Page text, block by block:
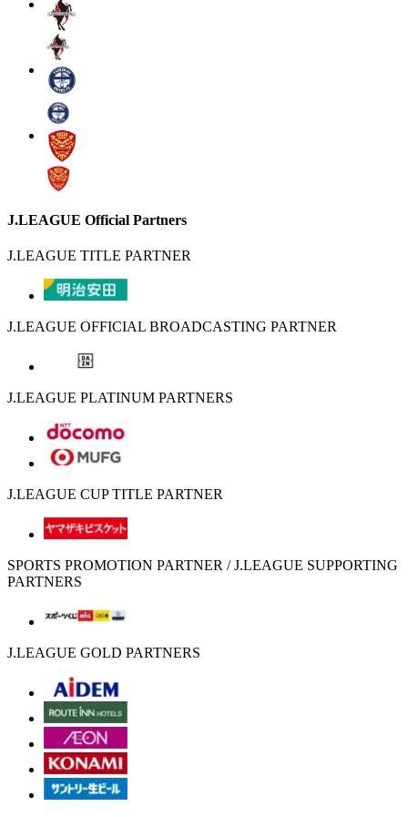
J.LEAGUE Official Partners
J.LEAGUE TITLE PARTNER
J.LEAGUE OFFICIAL BROADCASTING PARTNER
J.LEAGUE PLATINUM PARTNERS
J.LEAGUE CUP TITLE PARTNER
SPORTS PROMOTION PARTNER / J.LEAGUE SUPPORTING
PARTNERS
J.LEAGUE GOLD PARTNERS